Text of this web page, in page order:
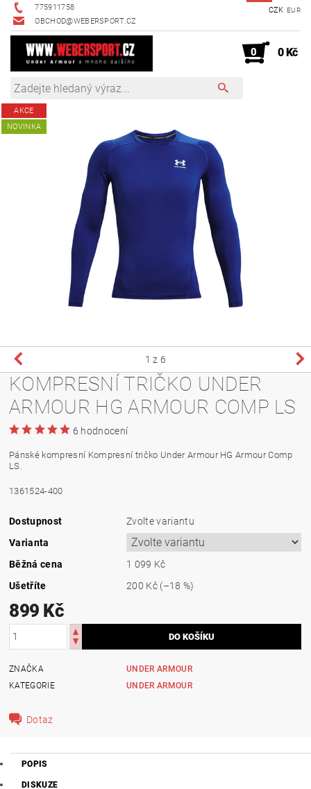
775911758
OBCHOD@WEBERSPORT.CZ
CZK EUR
0 0 Kč
AKCE
NOVINKA
1 z 6
KOMPRESNÍ TRIČKO UNDER
ARMOUR HG ARMOUR COMP LS
6 hodnocení
Pánské kompresní Kompresní tričko Under Armour HG Armour Comp
LS.
1361524-400
Dostupnost
Zvolte variantu
Varianta
Běžná cena
1 099 Kč
Ušetříte
200 Kč (–18 %)
899 Kč
ZNAČKA
UNDER ARMOUR
KATEGORIE
UNDER ARMOUR
Dotaz
POPIS
DISKUZE